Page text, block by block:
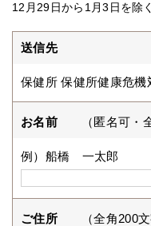
12月29日から1月3日を除
送信先
保健所 保健所健康危
お名前 （匿名可・
例）船橋 一太郎
ご住所 （全角200